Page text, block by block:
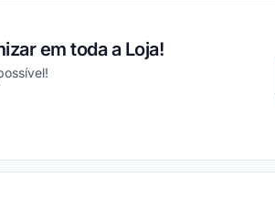
em toda a Loja!